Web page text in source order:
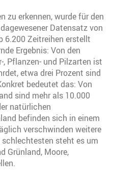
zu erkennen, wurde für den
Datensatz von
6.200 Zeitreihen erstellt
Ergebnis: Von den
Pflanzen- und Pilzarten ist
etwa drei Prozent sind
bedeutet das: Von
sind mehr als 10.000
natürlichen
befinden sich in einem
verschwinden weitere
steht es um
Grünland, Moore,